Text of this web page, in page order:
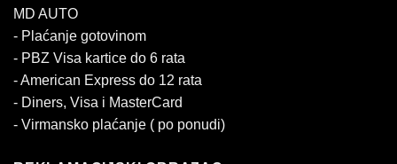
MD AUTO
- Plaćanje gotovinom
- PBZ Visa kartice do 6 rata
- American Express do 12 rata
- Diners, Visa i MasterCard
- Virmansko plaćanje ( po ponudi)